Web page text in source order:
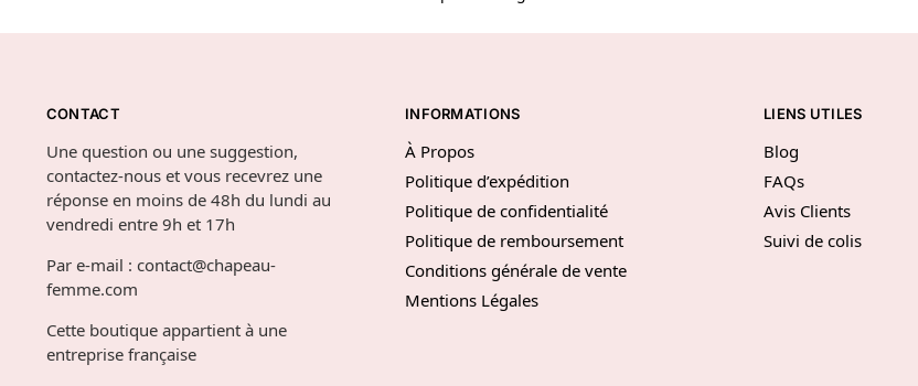
CONTACT
Une question ou une suggestion,
contactez-nous et vous recevrez une
réponse en moins de 48h du lundi au
vendredi entre 9h et 17h
Par e-mail : contact@chapeau-
femme.com
Cette boutique appartient à une
entreprise française
INFORMATIONS
À Propos
Politique d’expédition
Politique de confidentialité
Politique de remboursement
Conditions générale de vente
Mentions Légales
LIENS UTILES
Blog
FAQs
Avis Clients
Suivi de colis